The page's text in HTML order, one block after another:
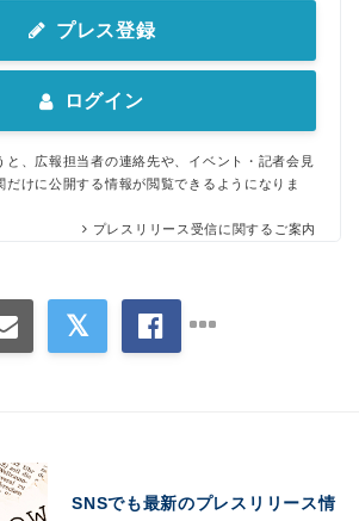
プレス登録
ログイン
と、広報担当者の連絡先や、イベント・記者会見
だけに公開する情報が閲覧できるようになりま
プレスリリース受信に関するご案内
SNSでも最新のプレスリリース情